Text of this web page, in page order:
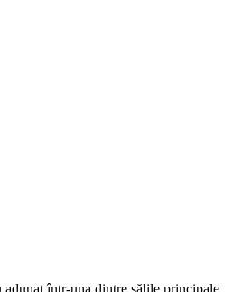
într-una dintre sălile principale